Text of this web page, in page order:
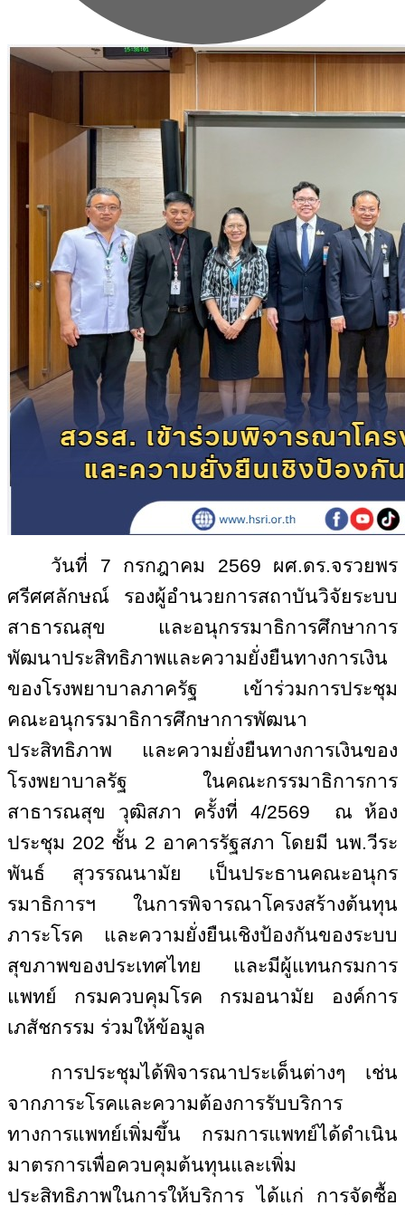
วันที่ 7 กรกฎาคม 2569 ผศ.ดร.จรวยพร
ศรีศศลักษณ์ รองผู้อำนวยการสถาบันวิจัยระบบ
สาธารณสุข และอนุกรรมาธิการศึกษาการ
พัฒนาประสิทธิภาพและความยั่งยืนทางการเงิน
ของโรงพยาบาลภาครัฐ เข้าร่วมการประชุม
คณะอนุกรรมาธิการศึกษาการพัฒนา
ประสิทธิภาพ และความยั่งยืนทางการเงินของ
โรงพยาบาลรัฐ ในคณะกรรมาธิการการ
สาธารณสุข วุฒิสภา ครั้งที่ 4/2569
ณ ห้อง
ประชุม 202 ชั้น 2 อาคารรัฐสภา โดยมี นพ.วีระ
พันธ์ สุวรรณนามัย เป็นประธานคณะอนุกร
รมาธิการฯ ในการพิจารณาโครงสร้างต้นทุน
ภาระโรค และความยั่งยืนเชิงป้องกันของระบบ
สุขภาพของประเทศไทย และมีผู้แทนกรมการ
แพทย์ กรมควบคุมโรค กรมอนามัย องค์การ
เภสัชกรรม ร่วมให้ข้อมูล
การประชุมได้พิจารณาประเด็นต่างๆ เช่น
จากภาระโรคและความต้องการรับบริการ
ทางการแพทย์เพิ่มขึ้น กรมการแพทย์ได้ดำเนิน
มาตรการเพื่อควบคุมต้นทุนและเพิ่ม
ประสิทธิภาพในการให้บริการ ได้แก่ การจัดซื้อ